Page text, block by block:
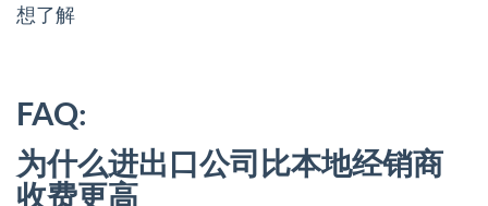
想了解
FAQ:
为什么进出口公司比本地经销商
收费更高